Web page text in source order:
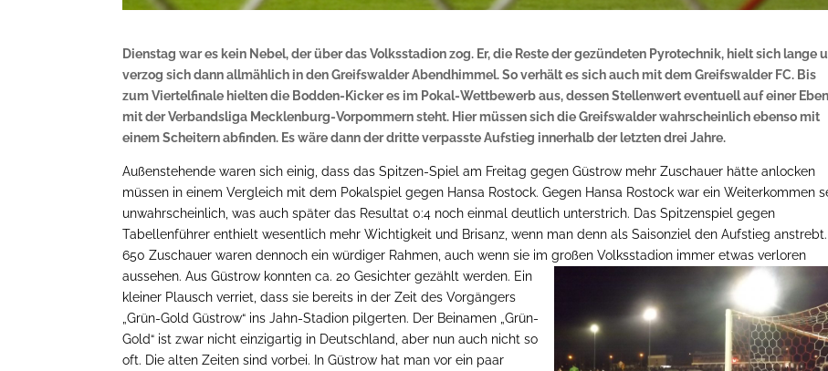
Dienstag war es kein Nebel, der über das Volksstadion zog. Er, die Reste der gezündeten Pyrotechnik, hielt sich lange
verzog sich dann allmählich in den Greifswalder Abendhimmel. So verhält es sich auch mit dem Greifswalder FC. Bis
zum Viertelfinale hielten die Bodden-Kicker es im Pokal-Wettbewerb aus, dessen Stellenwert eventuell auf einer
mit der Verbandsliga Mecklenburg-Vorpommern steht. Hier müssen sich die Greifswalder wahrscheinlich ebenso mit
einem Scheitern abfinden. Es wäre dann der dritte verpasste Aufstieg innerhalb der letzten drei Jahre.
Außenstehende waren sich einig, dass das Spitzen-Spiel am Freitag gegen Güstrow mehr Zuschauer hätte anlocken
müssen in einem Vergleich mit dem Pokalspiel gegen Hansa Rostock. Gegen Hansa Rostock war ein Weiterkommen
unwahrscheinlich, was auch später das Resultat 0:4 noch einmal deutlich unterstrich. Das Spitzenspiel gegen
Tabellenführer enthielt wesentlich mehr Wichtigkeit und Brisanz, wenn man denn als Saisonziel den Aufstieg anstrebt.
650 Zuschauer waren dennoch ein würdiger Rahmen, auch wenn sie im großen Volksstadion immer etwas verloren
aussehen. Aus Güstrow konnten ca. 20 Gesichter gezählt werden. Ein
kleiner Plausch verriet, dass sie bereits in der Zeit des Vorgängers
„Grün-Gold Güstrow“ ins Jahn-Stadion pilgerten. Der Beinamen „Grün-
Gold“ ist zwar nicht einzigartig in Deutschland, aber nun auch nicht so
oft. Die alten Zeiten sind vorbei. In Güstrow hat man vor ein paar